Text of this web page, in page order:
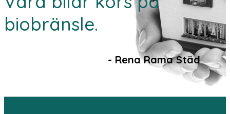
biobränsle.
- Rena Rama Städ